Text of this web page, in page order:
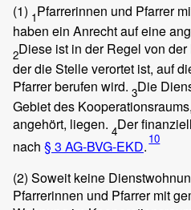
(1) 1Pfarrerinnen und Pfarrer
haben ein Anrecht auf eine
2Diese ist in der Regel von
der die Stelle verortet ist, auf
Pfarrer berufen wird. 3Die
Gebiet des
angehört, liegen. 4Der
nach § 3 AG-BVG-EKD. 10
(2) Soweit keine
Pfarrerinnen und Pfarrer mit